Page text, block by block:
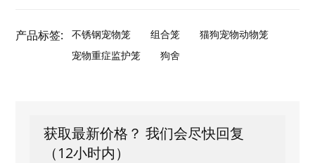
产品标签: 不锈钢宠物笼 组合笼
猫狗宠物动物笼
宠物重症监护笼
狗舍
获取最新价格？ 我们会尽快回复
（12小时内）